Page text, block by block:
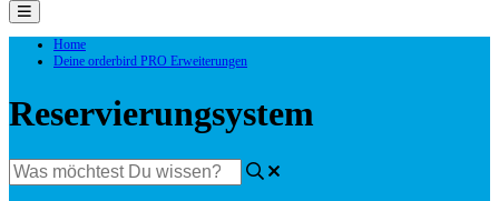
Home
Deine orderbird PRO Erweiterungen
Reservierungsystem